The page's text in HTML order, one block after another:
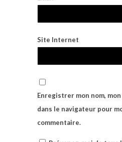
Site Internet
Enregistrer mon nom,
dans le navigateur pour
commentaire.